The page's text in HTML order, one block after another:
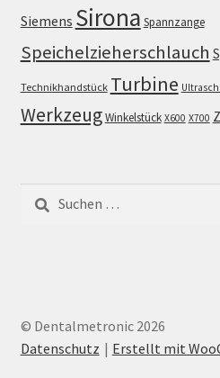
Siemens Sirona Spannzange
Speichelzieherschlauch
Technikhandstück Turbine
WerkzeugWinkelstück X600 X700
Suchen
nach:
© Dentalmetronic 2026
Datenschutz
Erstellt mit